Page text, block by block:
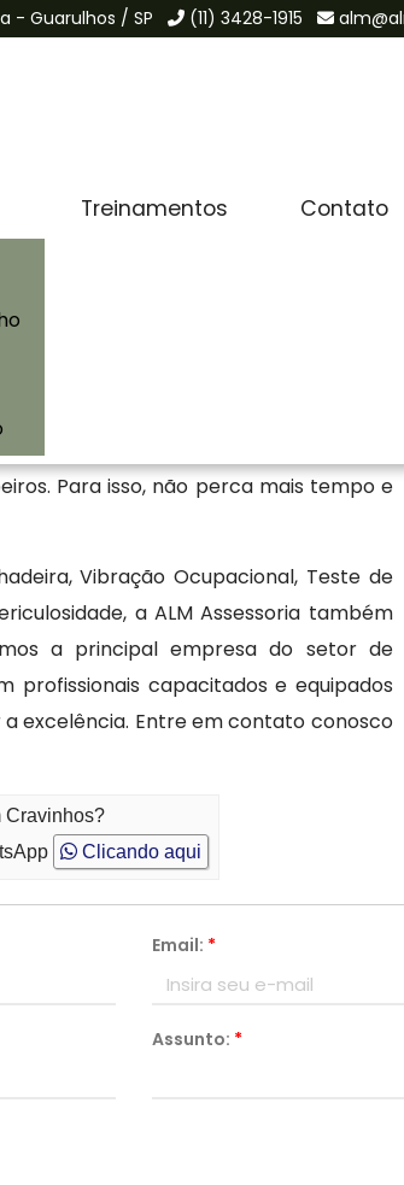
- Guarulhos / SP (11) 3428-1915
Treinamentos Contato
Solicite um Orçamento
com os melhores profissionais da
necessárias para o seu AVCB em
no momento da realização e
Para isso, não perca mais tempo e
Vibração Ocupacional, Teste de
a ALM Assessoria também
a principal empresa do setor de
profissionais capacitados e equipados
excelência. Entre em contato conosco
Cravinhos?
Clicando aqui
Email: *
Assunto: *